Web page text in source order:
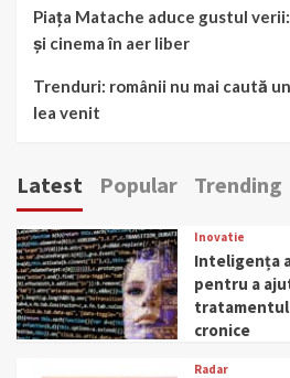
Piața Matache aduce gustul
și cinema în aer liber
Trenduri: românii nu mai caută
lea venit
Latest Popular Trending
Inovatie
Inteligența
pentru a
cronice
Radar